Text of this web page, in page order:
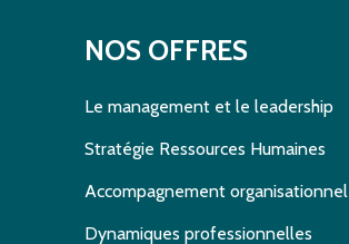
NOS OFFRES
Le management et le leadership
Stratégie Ressources Humaines
Accompagnement organisationnel
Dynamiques professionnelles